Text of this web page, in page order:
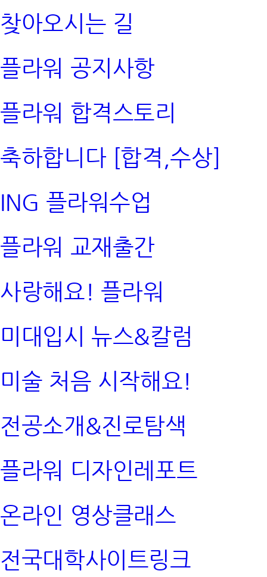
찾아오시는 길
플라워 공지사항
플라워 합격스토리
축하합니다 [합격,수상]
ING 플라워수업
플라워 교재출간
사랑해요! 플라워
미대입시 뉴스&칼럼
미술 처음 시작해요!
전공소개&진로탐색
플라워 디자인레포트
온라인 영상클래스
전국대학사이트링크